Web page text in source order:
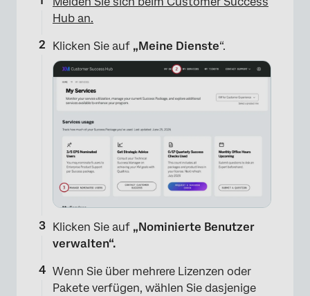
Hub an.
Klicken Sie auf „Meine Dienste“.
Klicken Sie auf „Nominierte Benutzer
verwalten“.
Wenn Sie über mehrere Lizenzen oder
Pakete verfügen, wählen Sie dasjenige